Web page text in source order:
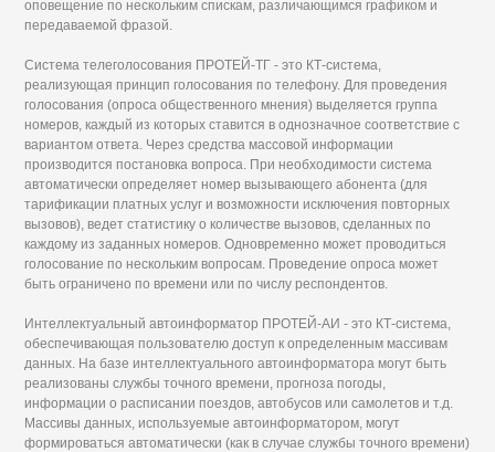
оповещение по нескольким спискам, различающимся графиком и
передаваемой фразой.
Система телеголосования ПРОТЕЙ-ТГ - это КТ-система,
реализующая принцип голосования по телефону. Для проведения
голосования (опроса общественного мнения) выделяется группа
номеров, каждый из которых ставится в однозначное соответствие с
вариантом ответа. Через средства массовой информации
производится постановка вопроса. При необходимости система
автоматически определяет номер вызывающего абонента (для
тарификации платных услуг и возможности исключения повторных
вызовов), ведет статистику о количестве вызовов, сделанных по
каждому из заданных номеров. Одновременно может проводиться
голосование по нескольким вопросам. Проведение опроса может
быть ограничено по времени или по числу респондентов.
Интеллектуальный автоинформатор ПРОТЕЙ-АИ - это КТ-система,
обеспечивающая пользователю доступ к определенным массивам
данных. На базе интеллектуального автоинформатора могут быть
реализованы службы точного времени, прогноза погоды,
информации о расписании поездов, автобусов или самолетов и т.д.
Массивы данных, используемые автоинформатором, могут
формироваться автоматически (как в случае службы точного времени)